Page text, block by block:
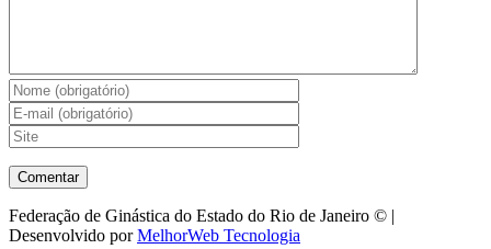
Federação de Ginástica do Estado do Rio de Janeiro © |
Desenvolvido porMelhorWeb Tecnologia